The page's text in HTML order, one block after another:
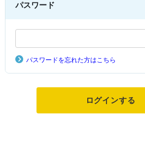
パスワード
パスワードを忘れた方はこちら